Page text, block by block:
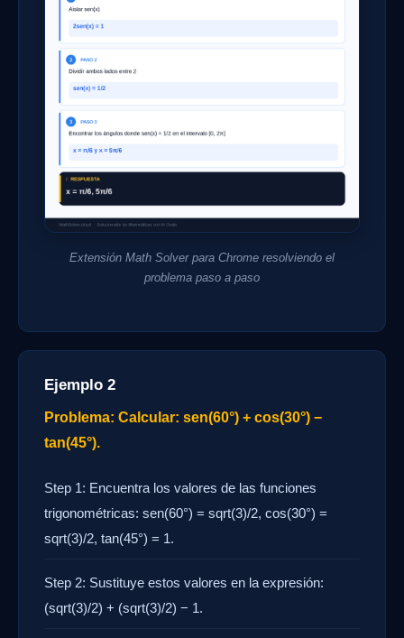
Extensión Math Solver para Chrome resolviendo el
problema paso a paso
Ejemplo 2
Problema: Calcular: sen(60°) + cos(30°) −
tan(45°).
Step 1: Encuentra los valores de las funciones
trigonométricas: sen(60°) = sqrt(3)/2, cos(30°) =
sqrt(3)/2, tan(45°) = 1.
Step 2: Sustituye estos valores en la expresión:
(sqrt(3)/2) + (sqrt(3)/2) − 1.